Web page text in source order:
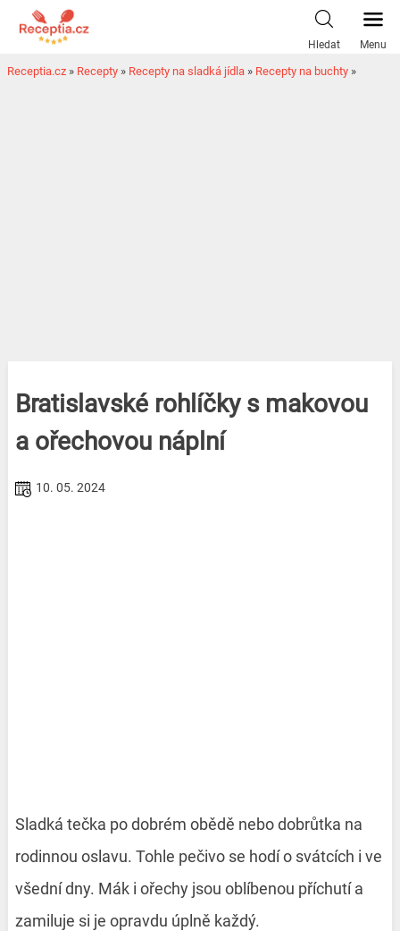
Hledat Menu
Receptia.cz » Recepty » Recepty na sladká jídla » Recepty na buchty »
Bratislavské rohlíčky s makovou
a ořechovou náplní
10. 05. 2024
Sladká tečka po dobrém obědě nebo dobrůtka na
rodinnou oslavu. Tohle pečivo se hodí o svátcích i ve
všední dny. Mák i ořechy jsou oblíbenou příchutí a
zamiluje si je opravdu úplně každý.